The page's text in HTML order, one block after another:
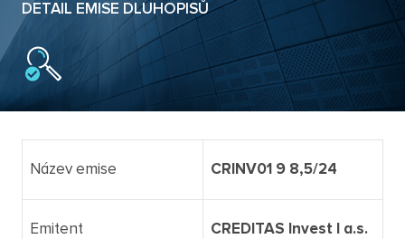
PRO
DETAIL EMISE DLUHOPISŮ
Název emise CRINV01 9 8,5/24
Emitent CREDITAS Invest I a.s.